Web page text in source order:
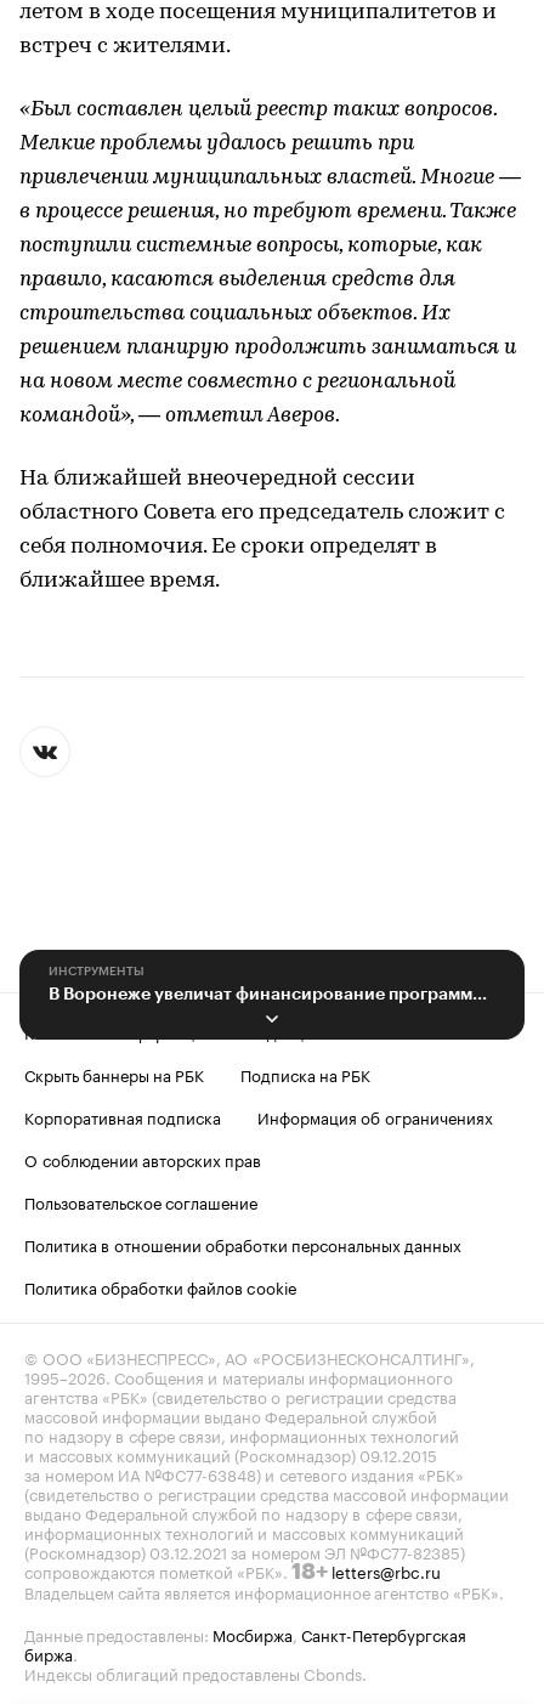
летом в ходе посещения муниципалитетов и
встреч с жителями.
«Был составлен целый реестр таких вопросов.
Мелкие проблемы удалось решить при
привлечении муниципальных властей. Многие —
в процессе решения, но требуют времени. Также
поступили системные вопросы, которые, как
правило, касаются выделения средств для
строительства социальных объектов. Их
решением планирую продолжить заниматься и
на новом месте совместно с региональной
командой», — отметил Аверов.
На ближайшей внеочередной сессии
областного Совета его председатель сложит с
себя полномочия. Ее сроки определят в
ближайшее время.
ИНСТРУМЕНТЫ
В Воронеже увеличат финансирование программы защиты от ЧС на ₽1 млрд
Контактная информация
Скрыть баннеры на РБК
Подписка на РБК
Корпоративная подписка
Информация об ограничениях
О соблюдении авторских прав
Пользовательское соглашение
Политика в отношении обработки персональных данных
Политика обработки файлов cookie
© ООО «БИЗНЕСПРЕСС», АО «РОСБИЗНЕСКОНСАЛТИНГ»,
1995–2026. Сообщения и материалы информационного
агентства «РБК» (свидетельство о регистрации средства
массовой информации выдано Федеральной службой
по надзору в сфере связи, информационных технологий
и массовых коммуникаций (Роскомнадзор) 09.12.2015
за номером ИА №ФС77-63848) и сетевого издания «РБК»
(свидетельство о регистрации средства массовой информации
выдано Федеральной службой по надзору в сфере связи,
информационных технологий и массовых коммуникаций
(Роскомнадзор) 03.12.2021 за номером ЭЛ №ФС77-82385)
сопровождаются пометкой «РБК». 18+ letters@rbc.ru
Владельцем сайта является информационное агентство «РБК».
Данные предоставлены: Мосбиржа, Санкт-Петербургская
биржа.
Индексы облигаций предоставлены Cbonds.